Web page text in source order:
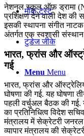
मॉक टेस्ट
टुडेज जीके
Menu Menu
नेशनल स्कूल ऑफ़ ड्रामा
प्रशिक्षण देने वाली देश की
इसकी स्थापना संगीत
अंतर्गत एक स्वशासी
भारत, फ्रांस और
गई
भारत, फ्रांस और
घोषणा की गई. यह घोषणा
पहली वर्चुअल बैठक की गई.
का प्रतिनिधित्व विदेश
मंत्रालय में सेक्रेटरी
व्यापार मंत्रालय की